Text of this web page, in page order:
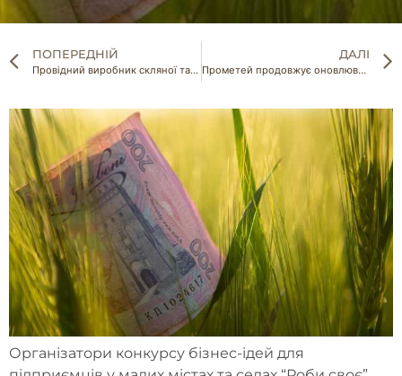
ПОПЕРЕДНІЙ
Провідний виробник скляної тари в Україні відновлює роботу
ДАЛІ
Прометей продовжує оновлювати свій автомобільний парк
Організатори конкурсу бізнес-ідей для